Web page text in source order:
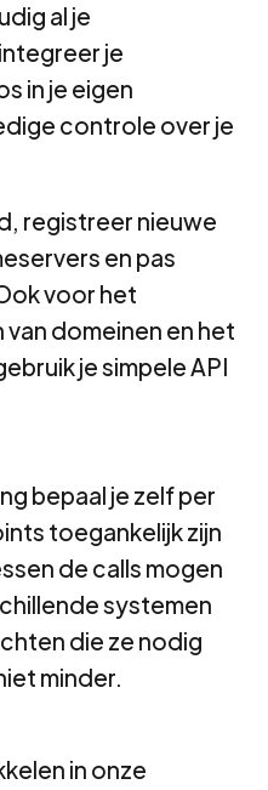
al je
je
in je eigen
controle over je
registreer nieuwe
en pas
voor het
domeinen en het
je simpele API
bepaal je zelf per
toegankelijk zijn
de calls mogen
systemen
die ze nodig
minder.
in onze